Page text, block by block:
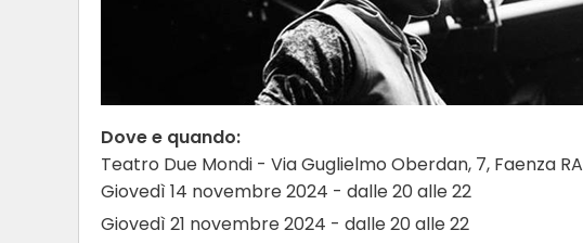
Dove e quando:
Teatro Due Mondi - Via Guglielmo Oberdan, 7, Faenza RA
Giovedì 14 novembre 2024 - dalle 20 alle 22
Giovedì 21 novembre 2024 - dalle 20 alle 22